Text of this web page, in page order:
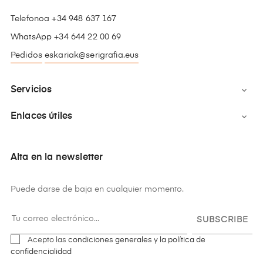
Telefonoa +34 948 637 167
WhatsApp +34 644 22 00 69
Pedidos eskariak@serigrafia.eus
Servicios 
Enlaces útiles 
Alta en la newsletter
Puede darse de baja en cualquier momento.
SUBSCRIBE
Acepto las condiciones generales y la política de
confidencialidad